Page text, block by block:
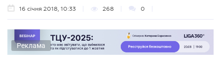
16 січня 2018, 10:33 268 0
Реклама